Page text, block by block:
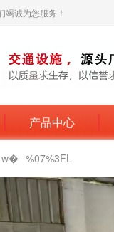
诚为您服务！
产品中心
w� %07%3FL